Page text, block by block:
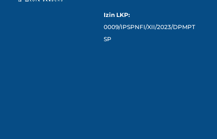
Izin LKP:
0009/IPSPNFI/XII/2023/DPMPT
SP